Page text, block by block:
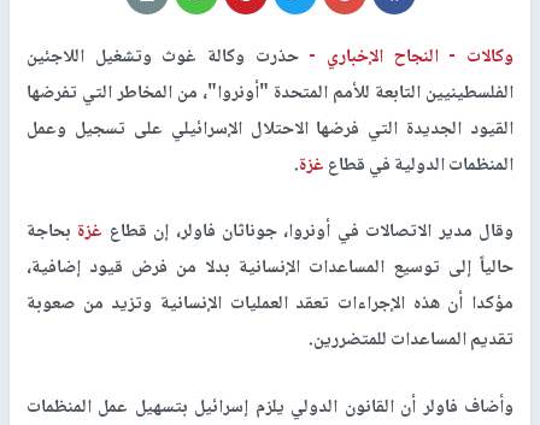
وكالات -النجاح الإخباري -حذرت وكالة غوث وتشغيل اللاجئين
الفلسطينيين التابعة للأمم المتحدة "أونروا"، من المخاطر التي تفرضها
القيود الجديدة التي فرضها الاحتلال الإسرائيلي على تسجيل وعمل
المنظمات الدولية في قطاعغزة.
وقال مدير الاتصالات في أونروا، جوناثان فاولر، إن قطاع غزة بحاجة
حالياً إلى توسيع المساعدات الإنسانية بدلا من فرض قيود إضافية،
مؤكدا أن هذه الإجراءات تعقد العمليات الإنسانية وتزيد من صعوبة
تقديم المساعدات للمتضررين.
وأضاف فاولر أن القانون الدولي يلزم إسرائيل بتسهيل عمل المنظمات